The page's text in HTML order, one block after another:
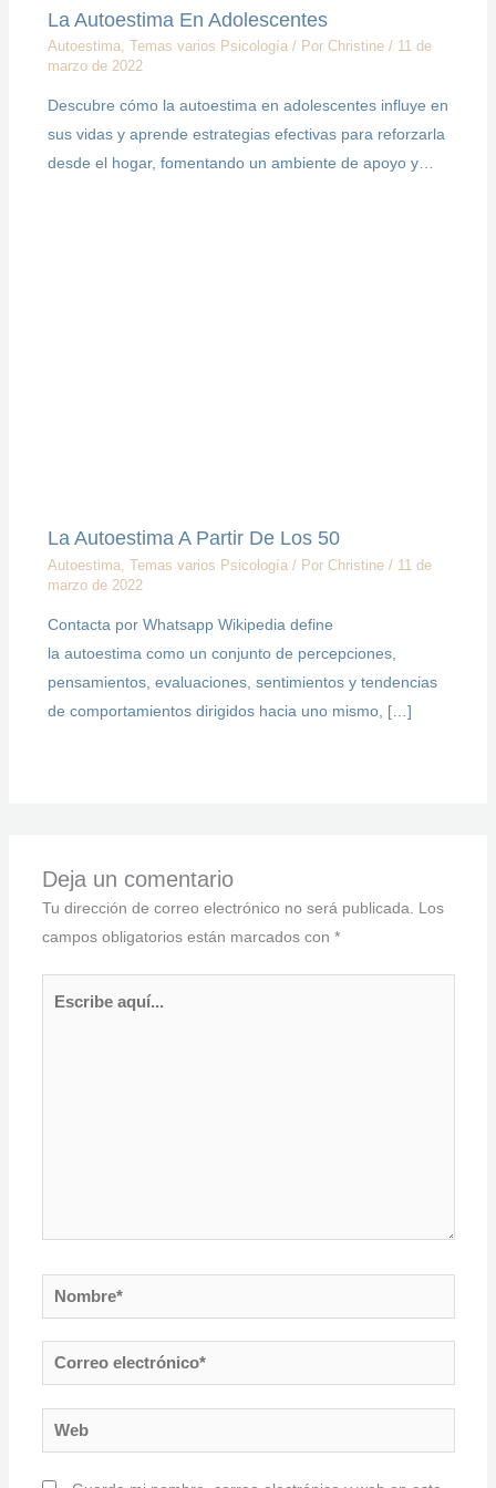
La Autoestima En Adolescentes
Autoestima, Temas varios Psicología/ Por Christine / 11 de
marzo de 2022
Descubre cómo la autoestima en adolescentes influye en
sus vidas y aprende estrategias efectivas para reforzarla
desde el hogar, fomentando un ambiente de apoyo y…
La Autoestima A Partir De Los 50
Autoestima Temas varios Psicología / Por Christine / 11 de
marzo de 2022
Contacta por Whatsapp Wikipedia define
la autoestima como un conjunto de percepciones,
pensamientos, evaluaciones, sentimientos y tendencias
de comportamientos dirigidos hacia uno mismo, […]
Deja un comentario
Tu dirección de correo electrónico no será publicada.
Los
campos obligatorios están marcados con *
Nombre*
Correo
electrónico*
Web